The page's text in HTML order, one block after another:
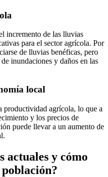
incremento de las lluvias
para el sector agrícola. Por
de lluvias benéficas, pero
inundaciones y daños en las
local
productividad agrícola, lo que a
y los precios de
puede llevar a un aumento de
actuales y cómo